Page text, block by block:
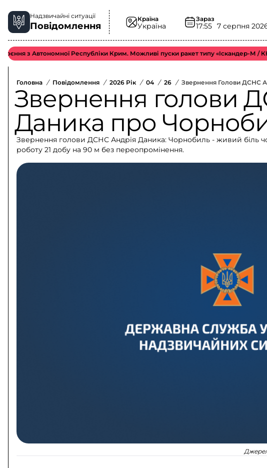
Надзвичайні ситуації
Повідомлення
Країна
Україна
Зараз
17:55 7 серпня
з Автономної Республіки Крим. Можливі пуски ракет типу «Іскандер-М / КН-23 /
Головна / Повідомлення / 2026 Рік / 04 / 26 / Звернення Голови ДСНС
Звернення голови
Даника про
Звернення голови ДСНС Андрія Даника: Чорнобиль - живий біль
роботу 21 добу на 90 м без переопромінення.